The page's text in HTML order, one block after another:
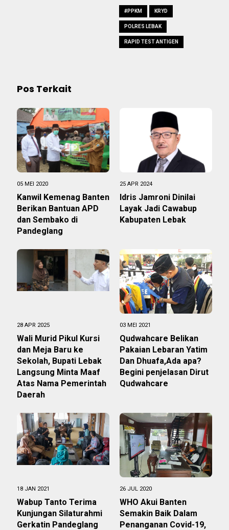
#PPKM KRYD
POLRES LEBAK
RAPID TEST ANTIGEN
Pos Terkait
05 MEI 2020
Kanwil Kemenag Banten
Berikan Bantuan APD
dan Sembako di
Pandeglang
25 APR 2024
Idris Jamroni Dinilai
Layak Jadi Cawabup
Kabupaten Lebak
28 APR 2025
‎Wali Murid Pikul Kursi
dan Meja Baru ke
Sekolah, Bupati Lebak
Langsung Minta Maaf
Atas Nama Pemerintah
Daerah
03 MEI 2021
Qudwahcare Belikan
Pakaian Lebaran Yatim
Dan Dhuafa,Ada apa?
Begini penjelasan Dirut
Qudwahcare
18 JAN 2021
Wabup Tanto Terima
Kunjungan Silaturahmi
Gerkatin Pandeglang
26 JUL 2020
WHO Akui Banten
Semakin Baik Dalam
Penanganan Covid-19,